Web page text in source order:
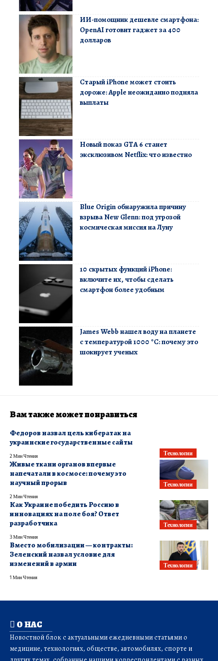
ИИ-помощник дешевле смартфона:
OpenAI готовит гаджет за 400
долларов
Старый iPhone может стоить
дороже: Apple неожиданно подняла
выплаты
Новый показ GTA 6 станет
эксклюзивом Netflix: что известно
Blue Origin обнаружила причину
взрыва New Glenn: под угрозой
космическая миссия на Луну
10 скрытых функций iPhone:
включите их, чтобы сделать
смартфон более удобным
James Webb нашел воду на планете
с температурой 1000 °C: почему это
шокирует ученых
Вам также может понравиться
Технологии
Федоров назвал цель кибератак на
украинские государственные сайты
2 Мин Чтения
Технологии
Живые ткани органов впервые
напечатали в космосе: почему это
научный прорыв
2 Мин Чтения
Технологии
Как Украине победить Россию в
инновациях на поле боя? Ответ
разработчика
3 Мин Чтения
Технологии
Вместо мобилизации — контракты:
Зеленский назвал условие для
изменений в армии
1 Мин Чтения
О НАС
Новостной блок с актуальными ежедневными статьями о
медицине, технологиях, обществе, автомобилях, спорте и